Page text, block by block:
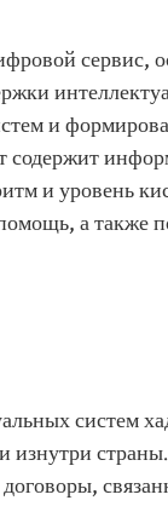
сервис,
и
содержит
и уровень
а также
систем